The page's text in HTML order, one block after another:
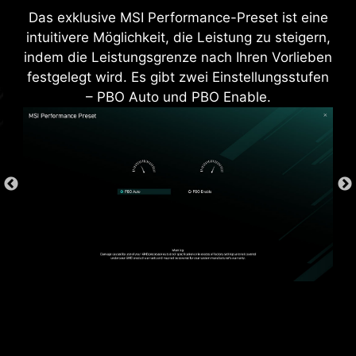
Das exklusive MSI Performance-Preset ist eine
intuitivere Möglichkeit, die Leistung zu steigern,
indem die Leistungsgrenze nach Ihren Vorlieben
festgelegt wird. Es gibt zwei Einstellungsstufen
– PBO Auto und PBO Enable.
Strahlungsrauschen des Systems und ist im
Vergleich zu klassischen IO-Shields deutlich
langlebiger.